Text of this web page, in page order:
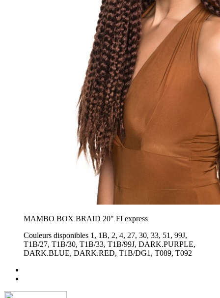
MAMBO BOX BRAID 20" FI express
Couleurs disponibles 1, 1B, 2, 4, 27, 30, 33, 51, 99J,
T1B/27, T1B/30, T1B/33, T1B/99J, DARK.PURPLE,
DARK.BLUE, DARK.RED, T1B/DG1, T089, T092